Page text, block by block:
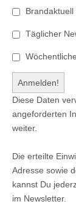
Täglicher
Diese Daten
angeforderten
weiter.
Die erteilte
Adresse sowie
kannst Du
im Newsletter.